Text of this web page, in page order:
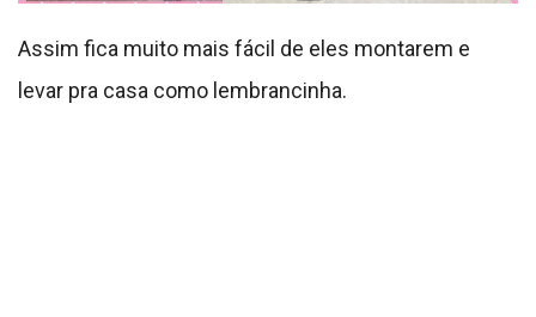
Assim fica muito mais fácil de eles montarem e
levar pra casa como lembrancinha.